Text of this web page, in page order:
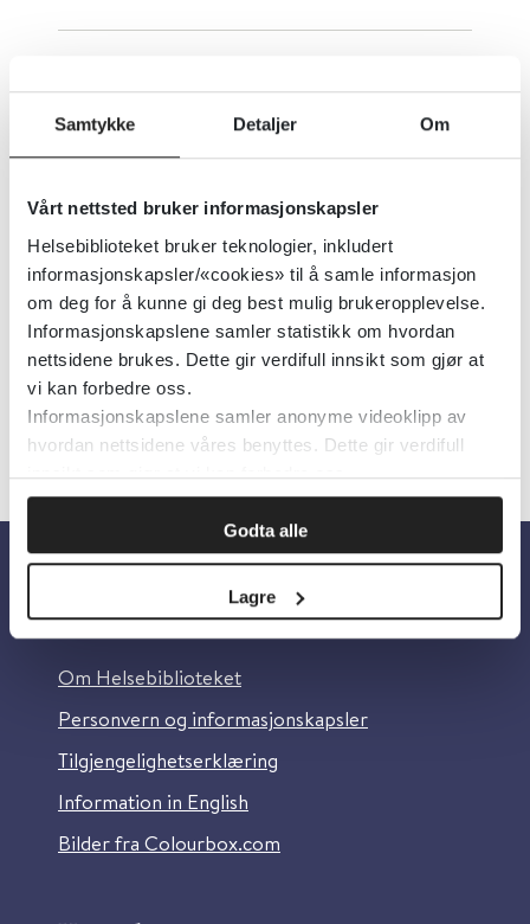
Samtykke Detaljer Om
Vårt nettsted bruker informasjonskapsler
Helsebiblioteket bruker teknologier, inkludert
informasjonskapsler/«cookies» til å samle informasjon
om deg for å kunne gi deg best mulig brukeropplevelse.
Informasjonskapslene samler statistikk om hvordan
nettsidene brukes. Dette gir verdifull innsikt som gjør at
vi kan forbedre oss.
Informasjonskapslene samler anonyme videoklipp av
hvordan nettsidene våres benyttes. Dette gir verdifull
innsikt som gjør at vi kan forbedre oss.
Godta alle
Lagre
Koronasmitte
14.12.2023
Kulturell trygghet
08.06.2020
« 1 2 »
Om Helsebiblioteket
Personvern og informasjonskapsler
Tilgjengelighetserklæring
Information in English
Bilder fra Colourbox.com